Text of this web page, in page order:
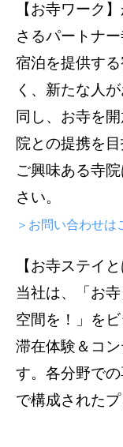
【お寺ワーク
さるパートナ
宿泊を提供す
く、新たな人
同し、お寺を
院との提携を目
ご興味ある寺
さい。
＞お問い合わせは
【お寺ステイと
当社は、「お
空間を！」を
滞在体験＆コ
す。各分野で
で構成された